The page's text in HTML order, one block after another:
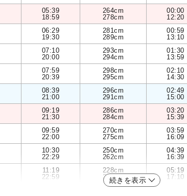
05:39
18:59
264cm
278cm
00:00
12:20
06:29
19:30
281cm
289cm
00:59
13:10
07:10
20:00
293cm
294cm
01:30
13:59
07:59
20:39
298cm
295cm
02:10
14:30
08:39
21:00
296cm
291cm
02:49
15:00
09:19
21:30
286cm
284cm
03:20
15:39
09:59
22:00
270cm
275cm
03:59
16:09
10:30
22:29
250cm
262cm
04:39
16:39
11:19
22:59
228cm
248cm
05:19
17:10
続きを表示